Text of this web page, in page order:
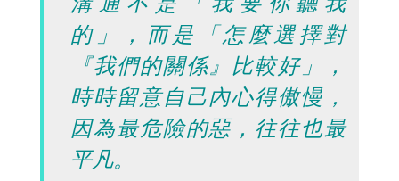
的」，而是「怎麼選擇對
『我們的關係』比較好」，
時時留意自己內心得傲慢，
因為最危險的惡，往往也最
平凡。